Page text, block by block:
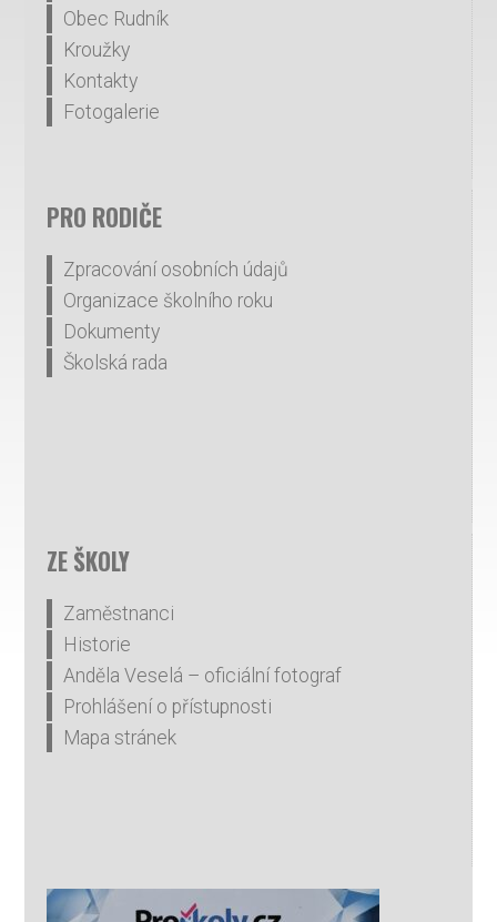
Obec Rudník
Kroužky
Kontakty
Fotogalerie
PRO RODIČE
Zpracování osobních údajů
Organizace školního roku
Dokumenty
Školská rada
ZE ŠKOLY
Zaměstnanci
Historie
Anděla Veselá – oficiální fotograf
Prohlášení o přístupnosti
Mapa stránek